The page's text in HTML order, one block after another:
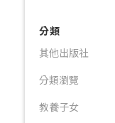
分類
其他出版社
分類瀏覽
教養子女